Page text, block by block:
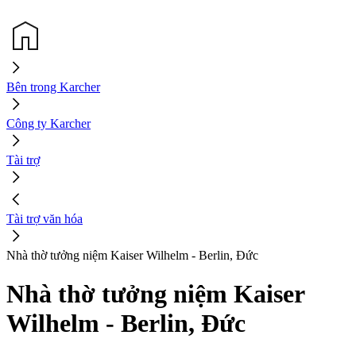
Bên trong Karcher
Công ty Karcher
Tài trợ
Tài trợ văn hóa
Nhà thờ tưởng niệm Kaiser Wilhelm - Berlin, Đức
Nhà thờ tưởng niệm Kaiser
Wilhelm - Berlin, Đức